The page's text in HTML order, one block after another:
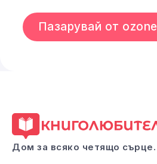
Пазарувай от ozone
Дом за всяко четящо сърце.